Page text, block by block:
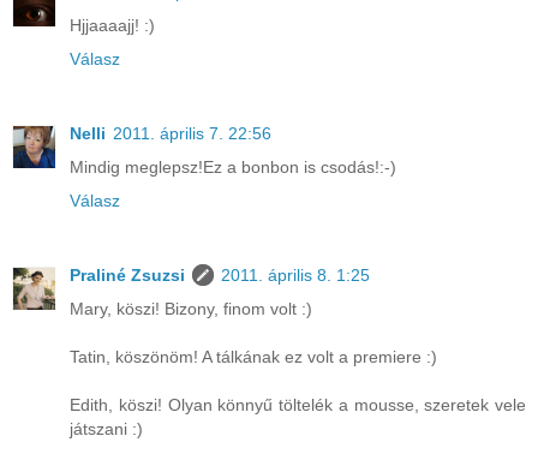
Hjjaaaajj! :)
Válasz
Nelli 2011. április 7. 22:56
Mindig meglepsz!Ez a bonbon is csodás!:-)
Válasz
Praliné Zsuzsi
2011. április 8. 1:25
Mary, köszi! Bizony, finom volt :)
Tatin, köszönöm! A tálkának ez volt a premiere :)
Edith, köszi! Olyan könnyű töltelék a mousse, szeretek vele
játszani :)